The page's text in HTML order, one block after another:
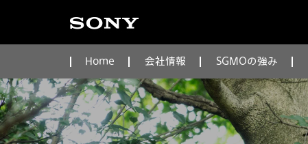
Home 会社情報 SGMOの強み